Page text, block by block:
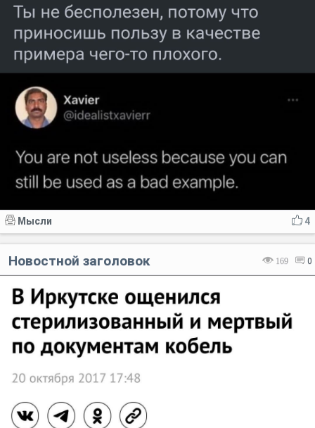
4
Мысли
169 0
Новостной заголовок